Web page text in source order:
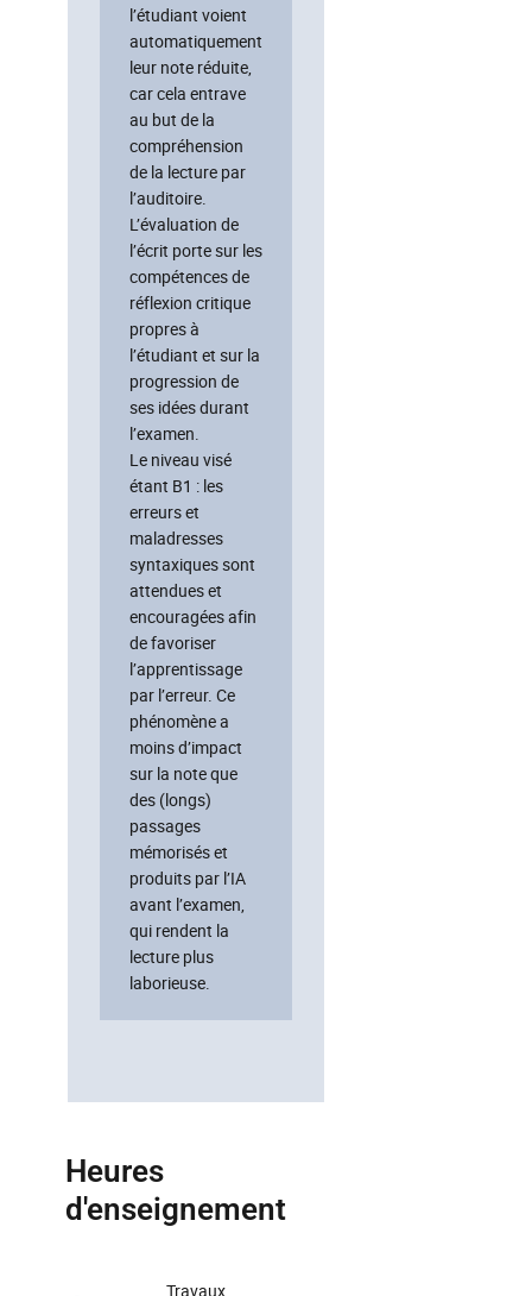
l’étudiant voient
automatiquement
leur note réduite,
car cela entrave
au but de la
compréhension
de la lecture par
l’auditoire.
L’évaluation de
l’écrit porte sur les
compétences de
réflexion critique
propres à
l’étudiant et sur la
progression de
ses idées durant
l’examen.
Le niveau visé
étant B1 : les
erreurs et
maladresses
syntaxiques sont
attendues et
encouragées afin
de favoriser
l’apprentissage
par l’erreur. Ce
phénomène a
moins d’impact
sur la note que
des (longs)
passages
mémorisés et
produits par l’IA
avant l’examen,
qui rendent la
lecture plus
laborieuse.
Heures
d'enseignement
Travaux